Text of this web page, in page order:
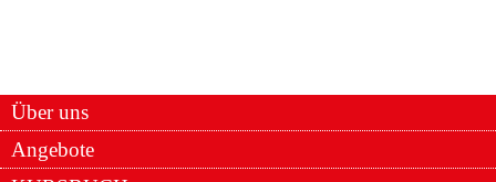
Über uns
Angebote